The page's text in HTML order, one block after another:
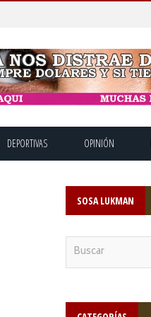
DEPORTIVAS OPINIÓN
SOSA LUKMAN